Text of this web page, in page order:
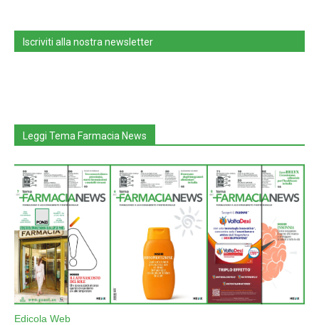
Iscriviti alla nostra newsletter
Leggi Tema Farmacia News
Edicola Web